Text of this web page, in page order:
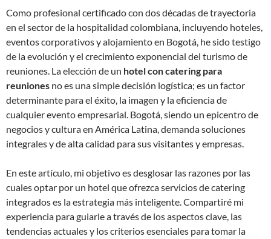
Como profesional certificado con dos décadas de trayectoria
en el sector de la hospitalidad colombiana, incluyendo hoteles,
eventos corporativos y alojamiento en Bogotá, he sido testigo
de la evolución y el crecimiento exponencial del turismo de
reuniones. La elección de un hotel con catering para
reuniones no es una simple decisión logística; es un factor
determinante para el éxito, la imagen y la eficiencia de
cualquier evento empresarial. Bogotá, siendo un epicentro de
negocios y cultura en América Latina, demanda soluciones
integrales y de alta calidad para sus visitantes y empresas.
En este artículo, mi objetivo es desglosar las razones por las
cuales optar por un hotel que ofrezca servicios de catering
integrados es la estrategia más inteligente. Compartiré mi
experiencia para guiarle a través de los aspectos clave, las
tendencias actuales y los criterios esenciales para tomar la